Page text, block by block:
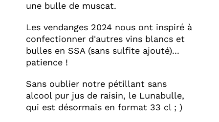
une bulle de muscat.
Les vendanges 2024 nous ont inspiré à
confectionner d'autres vins blancs et
bulles en SSA (sans sulfite ajouté)...
patience !
Sans oublier notre pétillant sans
alcool pur jus de raisin, le Lunabulle,
qui est désormais en format 33 cl ; )